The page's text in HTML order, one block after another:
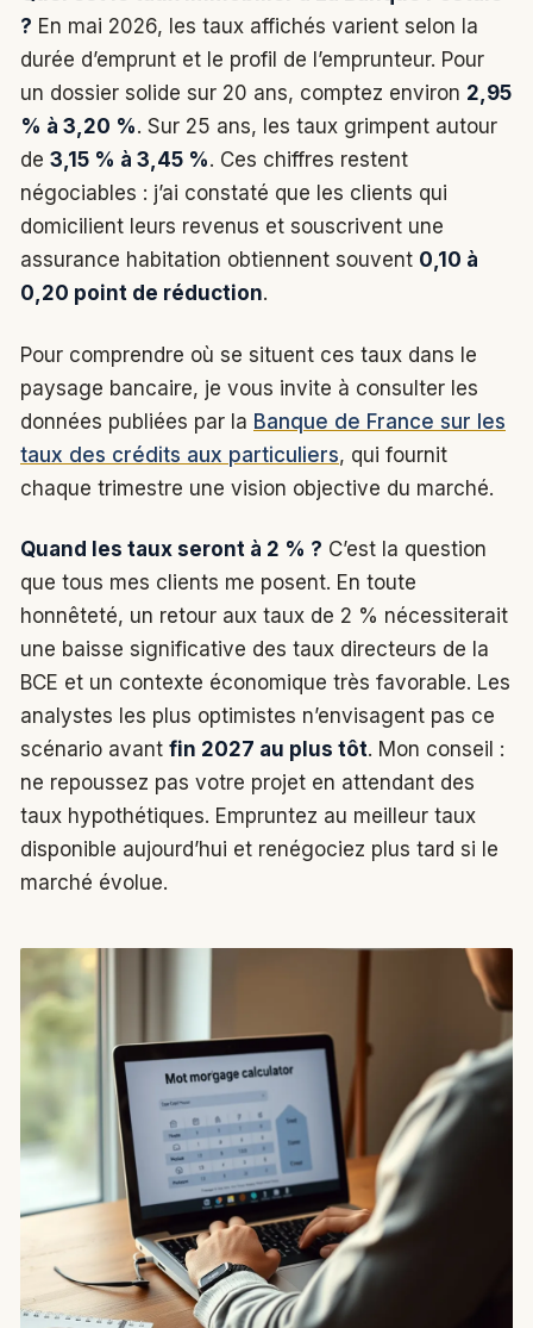
? En mai 2026, les taux affichés varient selon la
durée d’emprunt et le profil de l’emprunteur. Pour
un dossier solide sur 20 ans, comptez environ 2,95
% à 3,20 %. Sur 25 ans, les taux grimpent autour
de 3,15 % à 3,45 %. Ces chiffres restent
négociables : j’ai constaté que les clients qui
domicilient leurs revenus et souscrivent une
assurance habitation obtiennent souvent 0,10 à
0,20 point de réduction.
Pour comprendre où se situent ces taux dans le
paysage bancaire, je vous invite à consulter les
données publiées par la Banque de France sur les
taux des crédits aux particuliers, qui fournit
chaque trimestre une vision objective du marché.
Quand les taux seront à 2 % ? C’est la question
que tous mes clients me posent. En toute
honnêteté, un retour aux taux de 2 % nécessiterait
une baisse significative des taux directeurs de la
BCE et un contexte économique très favorable. Les
analystes les plus optimistes n’envisagent pas ce
scénario avant fin 2027 au plus tôt. Mon conseil :
ne repoussez pas votre projet en attendant des
taux hypothétiques. Empruntez au meilleur taux
disponible aujourd’hui et renégociez plus tard si le
marché évolue.